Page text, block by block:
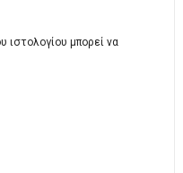
μπορεί να